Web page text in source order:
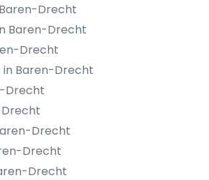
Drecht
Baren-Drecht
Drecht
in Baren-Drecht
Drecht
Drecht
Drecht
Drecht
Drecht